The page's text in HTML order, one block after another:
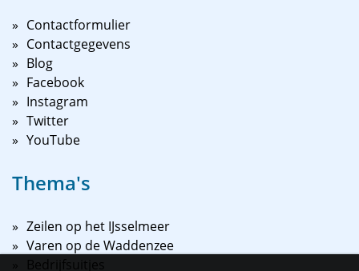
Contactformulier
Contactgegevens
Blog
Facebook
Instagram
Twitter
YouTube
Thema's
Zeilen op het IJsselmeer
Varen op de Waddenzee
Bedrijfsuitjes